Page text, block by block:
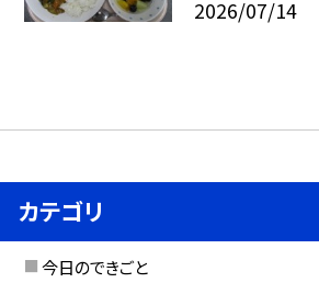
2026/07/14
カテゴリ
今日のできごと